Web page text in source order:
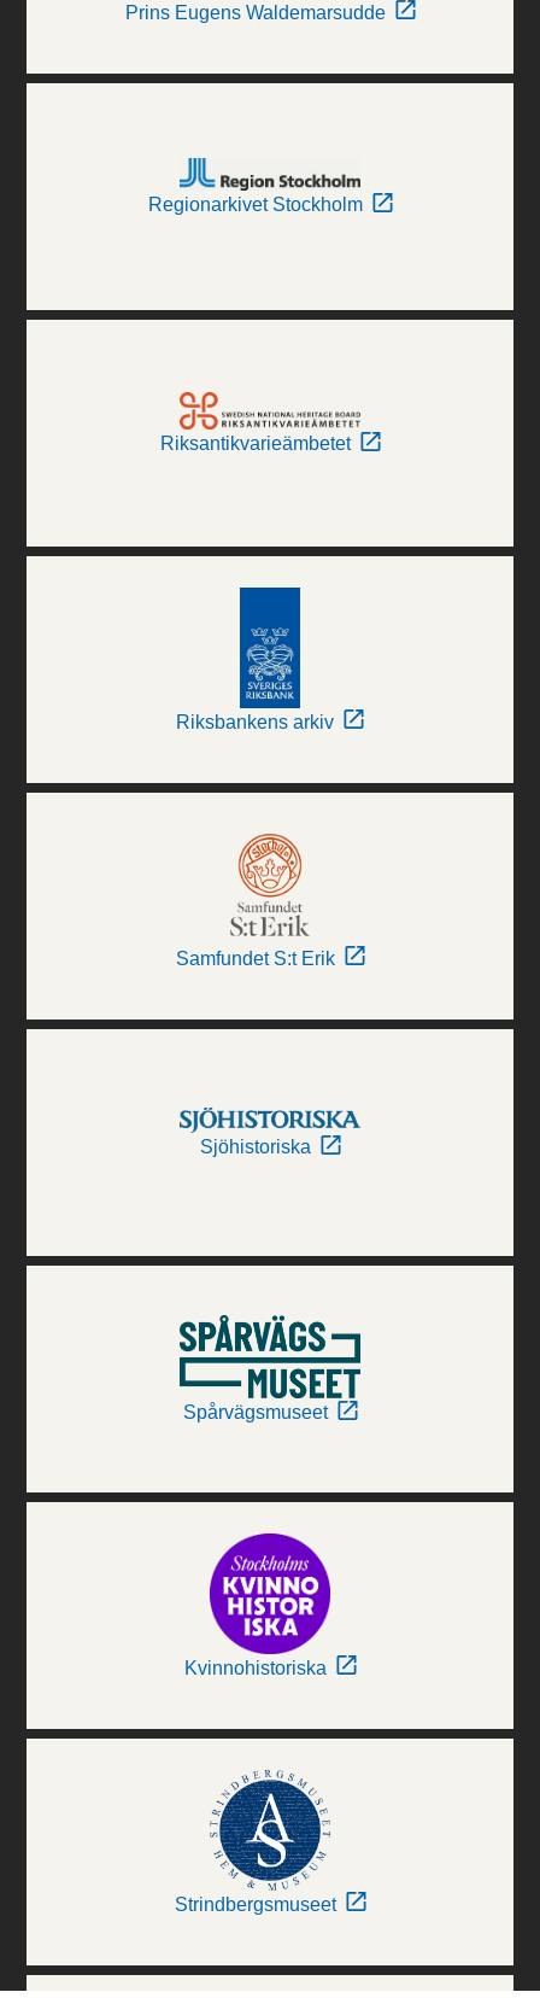
Prins Eugens Waldemarsudde
Regionarkivet Stockholm
Riksantikvarieämbetet
Riksbankens arkiv
Samfundet S:t Erik
Sjöhistoriska
Spårvägsmuseet
Kvinnohistoriska
Strindbergsmuseet